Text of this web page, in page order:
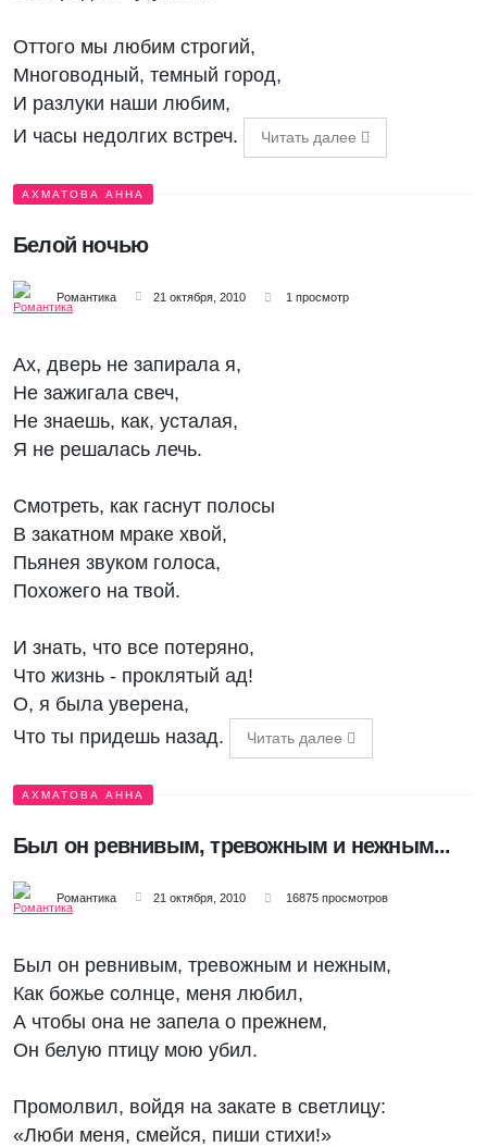
Оттого мы любим строгий,
Многоводный, темный город,
И разлуки наши любим,
И часы недолгих встреч.
Читать далее
АХМАТОВА АННА
Белой ночью
Романтика 21 октября, 2010 1 просмотр
Ах, дверь не запирала я,
Не зажигала свеч,
Не знаешь, как, усталая,
Я не решалась лечь.
Смотреть, как гаснут полосы
В закатном мраке хвой,
Пьянея звуком голоса,
Похожего на твой.
И знать, что все потеряно,
Что жизнь - проклятый ад!
О, я была уверена,
Что ты придешь назад.
Читать далее
АХМАТОВА АННА
Был он ревнивым, тревожным и нежным...
Романтика 21 октября, 2010 16875 просмотров
Был он ревнивым, тревожным и нежным,
Как божье солнце, меня любил,
А чтобы она не запела о прежнем,
Он белую птицу мою убил.
Промолвил, войдя на закате в светлицу:
«Люби меня, смейся, пиши стихи!»